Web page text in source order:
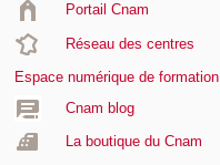
Portail Cnam
Réseau des centres
Espace numérique de formation
Cnam blog
La boutique du Cnam